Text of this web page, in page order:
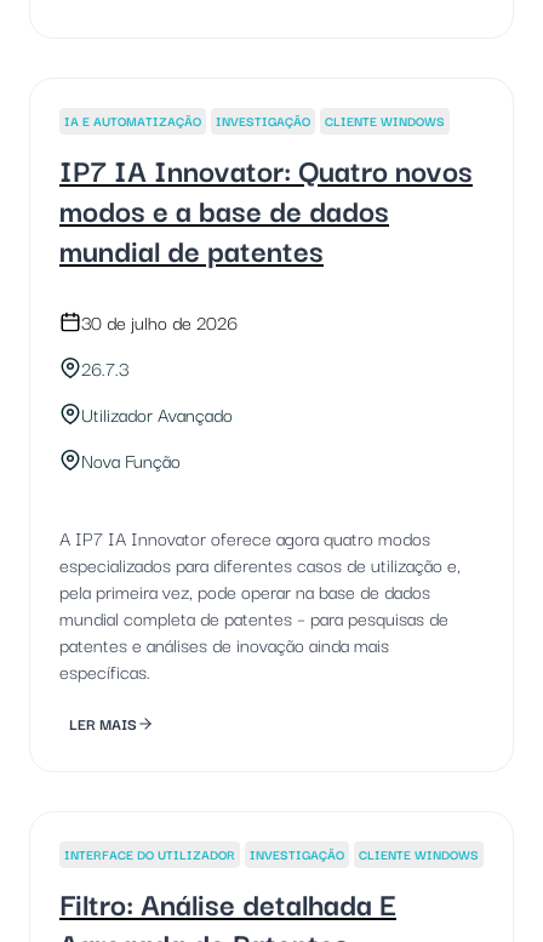
IA E AUTOMATIZAÇÃO INVESTIGAÇÃO CLIENTE WINDOWS
IP7 IA Innovator: Quatro novos
modos e a base de dados
mundial de patentes
30 de julho de 2026
26.7.3
Utilizador Avançado
Nova Função
A IP7 IA Innovator oferece agora quatro modos
especializados para diferentes casos de utilização e,
pela primeira vez, pode operar na base de dados
mundial completa de patentes – para pesquisas de
patentes e análises de inovação ainda mais
específicas.
LER MAIS
INTERFACE DO UTILIZADOR INVESTIGAÇÃO CLIENTE WINDOWS
Filtro: Análise detalhada E